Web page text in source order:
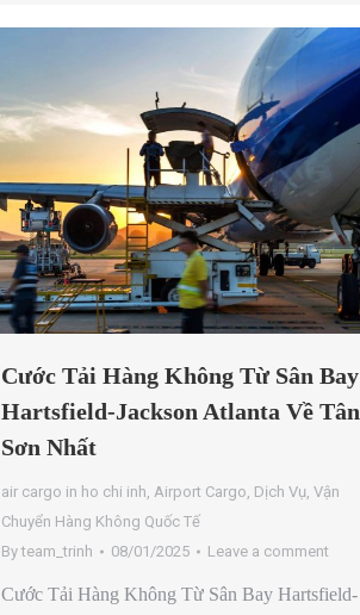
Cước Tải Hàng Không Từ Sân Bay
Hartsfield-Jackson Atlanta Về Tân
Sơn Nhất
air cargo in ho chi inh, Airport Cargo, Dịch Vụ, Vận
Chuyển Hàng Không Quốc Tế
Byteam_trinh 08/01/2025 Leave a comment
Cước Tải Hàng Không Từ Sân Bay Hartsfield-